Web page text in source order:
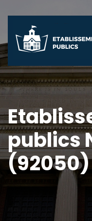
publics
(92050)